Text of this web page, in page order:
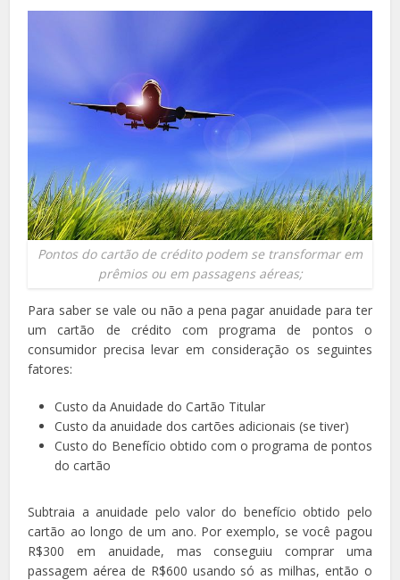
Pontos do cartão de crédito podem se transformar em
prêmios ou em passagens aéreas;
Para saber se vale ou não a pena pagar anuidade para ter
um cartão de crédito com programa de pontos o
consumidor precisa levar em consideração os seguintes
fatores:
Custo da Anuidade do Cartão Titular
Custo da anuidade dos cartões adicionais (se tiver)
Custo do Benefício obtido com o programa de pontos
do cartão
Subtraia a anuidade pelo valor do benefício obtido pelo
cartão ao longo de um ano. Por exemplo, se você pagou
R$300 em anuidade, mas conseguiu comprar uma
passagem aérea de R$600 usando só as milhas, então o